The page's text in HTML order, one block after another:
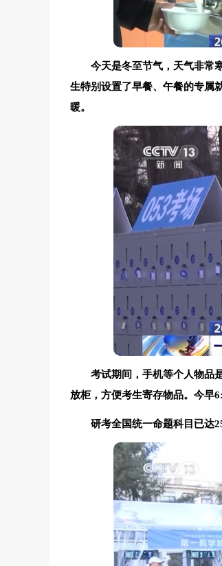
今天是冬至节气，天气非常
生特别设置了早餐、午餐的专属
暖。
考试期间，手机等个人物品
放柜，方便考生寄存物品。今早
研考全国统一命题科目已达